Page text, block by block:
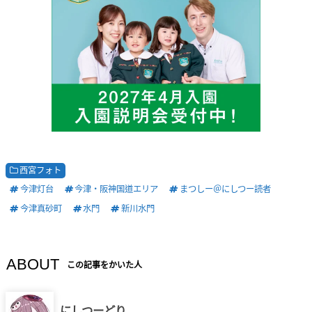
西宮フォト
今津灯台
今津・阪神国道エリア
まつしー＠にしつー読者
今津真砂町
水門 新川水門
ABOUT この記事をかいた人